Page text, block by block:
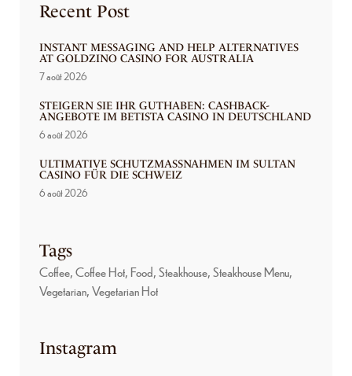
Recent Post
INSTANT MESSAGING AND HELP ALTERNATIVES
AT GOLDZINO CASINO FOR AUSTRALIA
7 août 2026
STEIGERN SIE IHR GUTHABEN: CASHBACK-
ANGEBOTE IM BETISTA CASINO IN DEUTSCHLAND
6 août 2026
ULTIMATIVE SCHUTZMASSNAHMEN IM SULTAN C
ASINO FÜR DIE SCHWEIZ
6 août 2026
Tags
Coffee Coffee Hot Food Steakhouse Steakhouse Menu
Vegetarian Vegetarian Hot
Instagram